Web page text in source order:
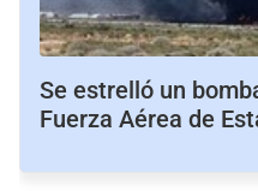
Se estrelló un
Fuerza Aérea de